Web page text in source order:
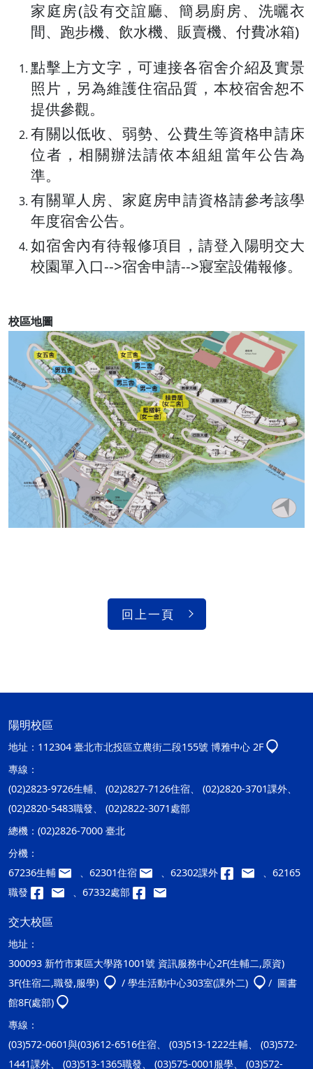
家庭房(設有交誼廳、簡易廚房、洗曬衣
間、跑步機、飲水機、販賣機、付費冰箱)
點擊上方文字，可連接各宿舍介紹及實景
照片，另為維護住宿品質，本校宿舍恕不
提供參觀。
有關以低收、弱勢、公費生等資格申請床
位者，相關辦法請依本組組​​當年公告為
準。
有關單人房、家庭房申請資格請參考該學
年度宿舍公告。
如宿舍內有待報修項目，請登入陽明交大
校園單入口-->宿舍申請-->寢室設備報修。
校區地圖
回上一頁
陽明校區
地址： 112304 臺北市北投區立農街二段155號 博雅中心 2F
專線：
(02)2823-9726生輔、 (02)2827-7126住宿、 (02)2820-3701課外、
(02)2820-5483職發、 (02)2822-3071處部
總機： (02)2826-7000 臺北
分機：
67236生輔
、62301住宿 、62302課外
、62165
職發
、67332處部
交大校區
地址：
300093 新竹市東區大學路1001號 資訊服務中心2F(生輔二,原資)
3F(住宿二,職發,服學)
/ 學生活動中心303室(課外二)
/ 圖書
館8F(處部)
專線：
(03)572-0601與(03)612-6516住宿、 (03)513-1222生輔、 (03)572-
1441課外、 (03)513-1365職發、 (03)575-0001服學、 (03)572-